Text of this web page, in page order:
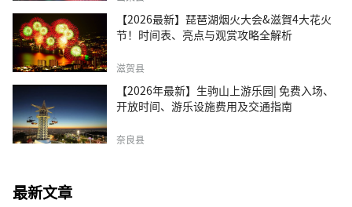
【2026最新】琵琶湖烟火大会&滋賀4大花火
节！时间表、亮点与观赏攻略全解析
滋贺县
【2026年最新】生驹山上游乐园| 免费入场、
开放时间、游乐设施费用及交通指南
奈良县
最新文章